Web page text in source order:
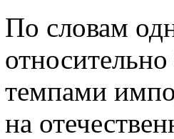
По словам
темпами
на